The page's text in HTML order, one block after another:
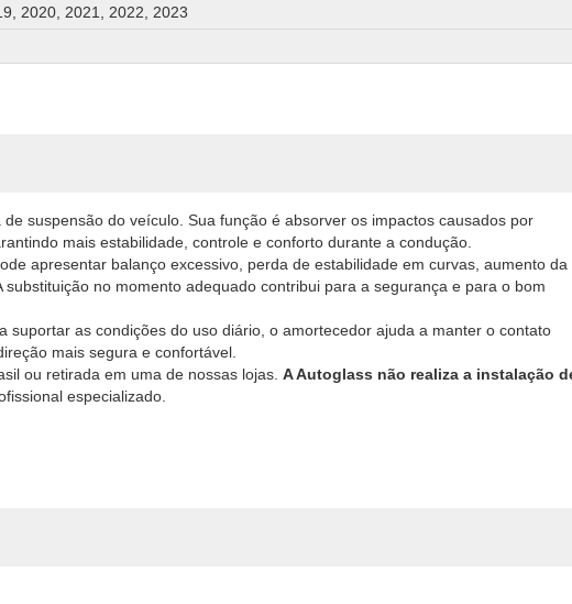
2020, 2021, 2022, 2023
suspensão do veículo. Sua função é absorver os impactos causados por
mais estabilidade, controle e conforto durante a condução.
apresentar balanço excessivo, perda de estabilidade em curvas, aumento da
no momento adequado contribui para a segurança e para o bom
suportar as condições do uso diário, o amortecedor ajuda a manter o contato
mais segura e confortável.
ou retirada em uma de nossas lojas. A Autoglass não realiza a instalação
especializado.